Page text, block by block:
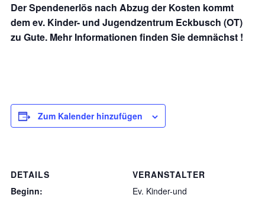
Der Spendenerlös nach Abzug der Kosten kommt
dem ev. Kinder- und Jugendzentrum Eckbusch (OT)
zu Gute. Mehr Informationen finden Sie demnächst !
Zum Kalender hinzufügen
DETAILS
Beginn:
VERANSTALTER
Ev. Kinder-und